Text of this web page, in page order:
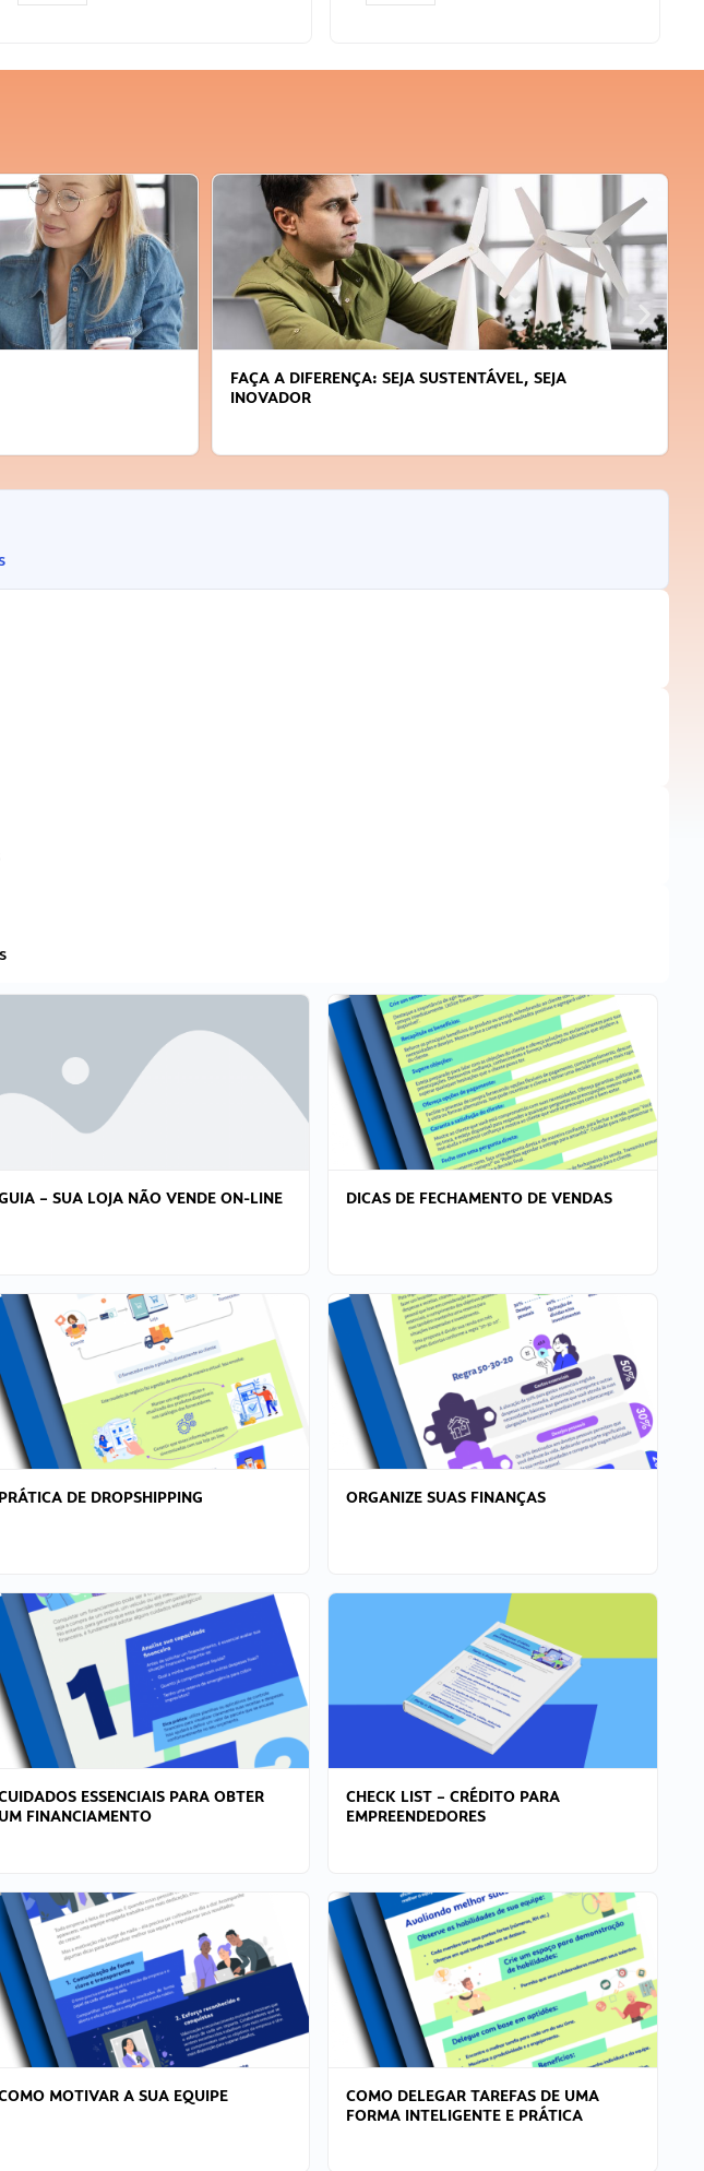
FAÇA A DIFERENÇA: SEJA SUSTENTÁVEL, SEJA
INOVADOR
– SUA LOJA NÃO VENDE ON-LINE DICAS DE FECHAMENTO DE VENDAS
PRÁTICA DE DROPSHIPPING ORGANIZE SUAS FINANÇAS
ESSENCIAIS PARA OBTER
UM FINANCIAMENTO
CHECK LIST – CRÉDITO PARA
EMPREENDEDORES
MOTIVAR A SUA EQUIPE
COMO DELEGAR TAREFAS DE UMA
FORMA INTELIGENTE E PRÁTICA